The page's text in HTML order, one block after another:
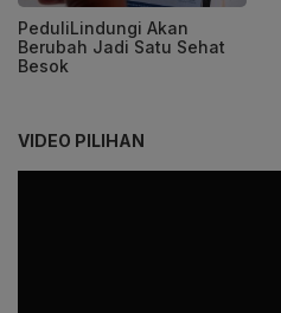
PeduliLindungi Akan
Berubah Jadi Satu Sehat
Besok
VIDEO PILIHAN